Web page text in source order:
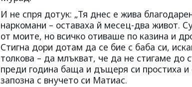
И не спря дотук: „Тя днес е жива
наркомани – оставаха й месец-два живот.
от моите, но всичко отиваше по казина и
Стигна дори дотам да се бие с баба си,
толкова – да млъкват, че да не стигаме до
преди година баща и дъщеря си простиха
запозна с внучето си Матиас.